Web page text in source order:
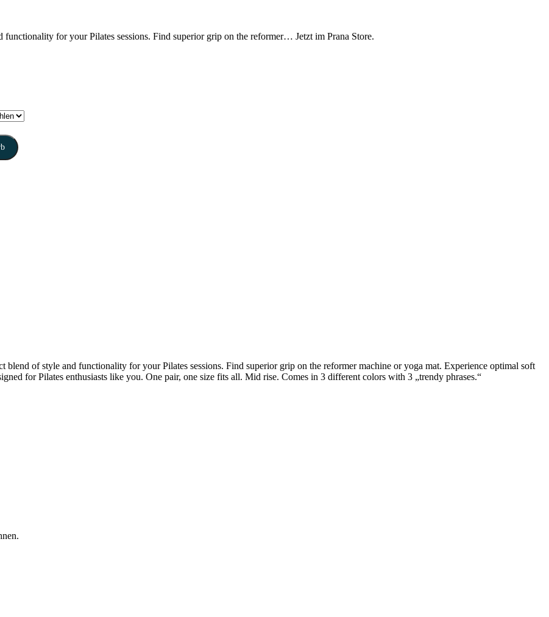
for your Pilates sessions. Find superior grip on the reformer… Jetzt im Prana Store.
blend of style and functionality for your Pilates sessions. Find superior grip on the reformer machine or yoga mat. Experience optimal soft
for Pilates enthusiasts like you. One pair, one size fits all. Mid rise. Comes in 3 different colors with 3 „trendy phrases.“